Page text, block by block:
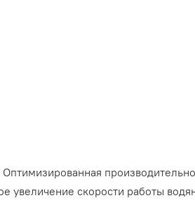
Оптимизированная
увеличение скорости работы